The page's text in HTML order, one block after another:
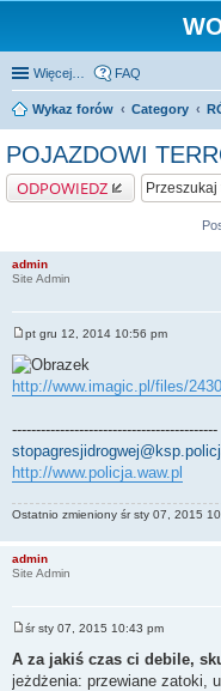
Więcej… FAQ
Wykaz forów Category
POJAZDOWI
ODPOWIEDZ
admin
Site Admin
P
o
s
t
pt gru 12, 2014 10:56 pm
http://www.imagic.pl/files/
-------------------------------------------
http://www.policja.waw.pl
Ostatnio zmieniony śr sty 07, 2015
admin
Site Admin
s
t
śr sty 07, 2015 10:43 pm
A za jakiś czas ci debile,
jeżdżenia: przewiane zatoki,